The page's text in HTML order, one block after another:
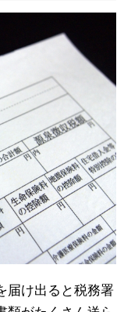
届け出ると税務署